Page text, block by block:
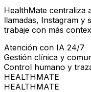
HealthMate centraliza
llamadas, Instagram y
trabaje con más
Atención con IA 24/7
Gestión clínica y
Control humano y
HEALTHMATE
HEALTHMATE